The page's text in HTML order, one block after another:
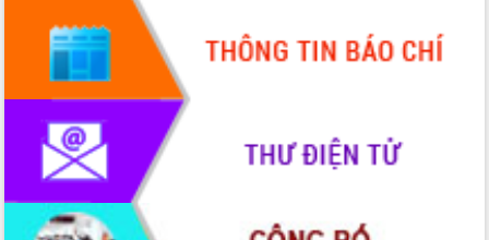
Hội thảo góp ý hồ sơ điều chỉnh quy
hoạch tỉnh Đắk Lắk thời kỳ 2021-2030,
tầm nhìn đến năm 2050
Nâng cao hiệu quả hoạt động của các
doanh nghiệp nhà nước
Hội nghị triển khai kết nối mạng
truyền số liệu chuyên dùng phục vụ cơ
quan Đảng, Nhà nước
Lễ phát động chuỗi hoạt động chung
tay làm sạch môi trường